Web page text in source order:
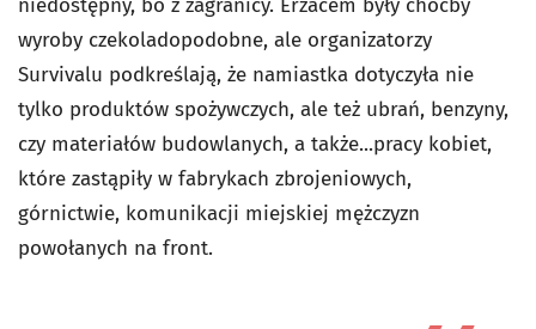
niedostępny, bo z zagranicy. Erzacem były choćby
wyroby czekoladopodobne, ale organizatorzy
Survivalu podkreślają, że namiastka dotyczyła nie
tylko produktów spożywczych, ale też ubrań, benzyny,
czy materiałów budowlanych, a także...pracy kobiet,
które zastąpiły w fabrykach zbrojeniowych,
górnictwie, komunikacji miejskiej mężczyzn
powołanych na front.